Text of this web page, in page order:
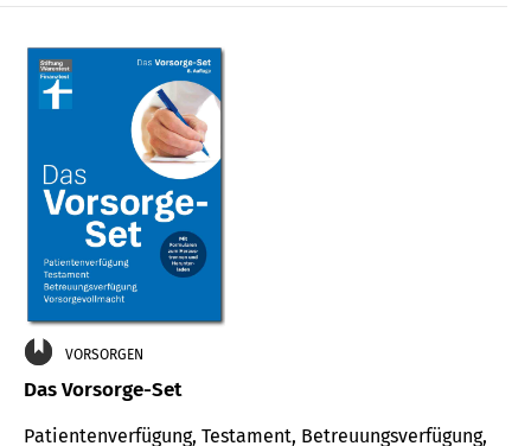
VORSORGEN
Das Vorsorge-Set
Patienten­ver­fügung, Testa­ment, Be­treuungs­verfü­gung,